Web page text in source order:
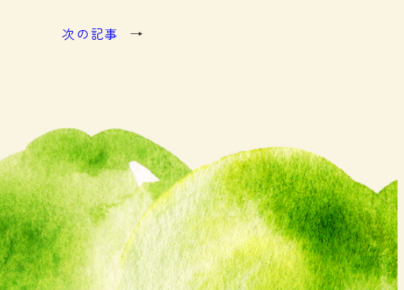
次の記事 →